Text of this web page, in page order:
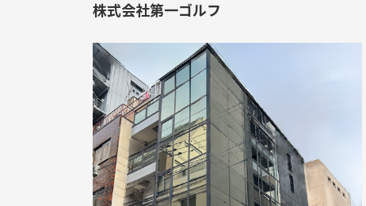
株式会社第一ゴルフ